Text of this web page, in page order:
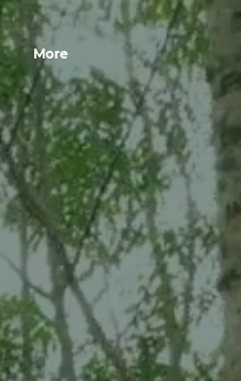
More